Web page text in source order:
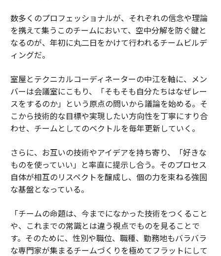
数多くのプロフェッショナルが、それぞれの信念や理論
を携えて集うこのチームにおいて、空中分解を防ぐ鍵と
なるのが、年初に丸二日をかけて行われるチームビルデ
ィングだ。
室屋とテクニカルコーディネーターの中江を軸に、メン
バーは会議室にこもり、「そもそも自分たちはなぜレー
スをするのか」という原点の問いから議論を始める。そ
こから技術的な目標や実現したい方向性を丁寧にすり合
わせ、チームとしてのベクトルを毎年更新していく。
さらに、お互いの技術やアイデアを持ち寄り、「好きな
ものを使っていい」と率直に提示し合う。そのプロセス
自体が相互のリスペクトを醸成し、個の力を束ねる強固
な基盤となっている。
「チームの命題は、今までになかった技術をつくること
や、これまでの常識とは違う視点でものを見ることで
す。そのために、性別や職位、職種、勤務地もバラバラ
な専門家が集まるチームづくりを極めてフラットにして